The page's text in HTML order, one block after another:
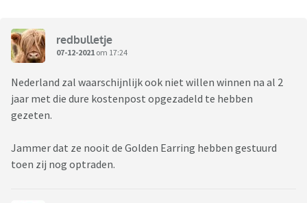
redbulletje
07-12-2021 om 17:24
Nederland zal waarschijnlijk ook niet willen winnen na al 2
jaar met die dure kostenpost opgezadeld te hebben
gezeten.
Jammer dat ze nooit de Golden Earring hebben gestuurd
toen zij nog optraden.